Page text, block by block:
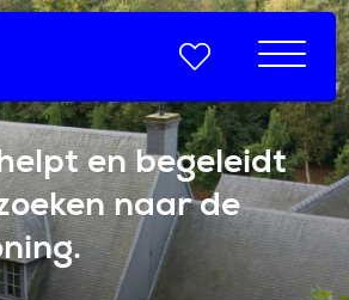
en begeleidt
naar de